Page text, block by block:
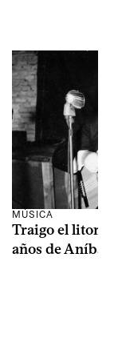
MÚSICA
Traigo el litoral
años de Aníbal